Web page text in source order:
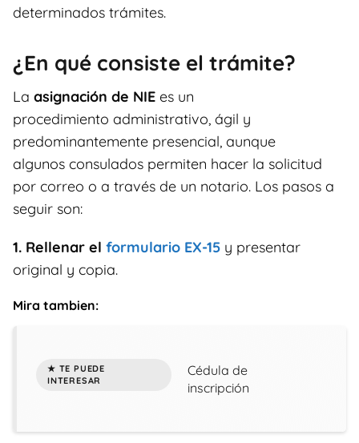
determinados trámites.
¿En qué consiste el trámite?
La asignación de NIE es un
procedimiento administrativo, ágil y
predominantemente presencial, aunque
algunos consulados permiten hacer la solicitud
por correo o a través de un notario. Los pasos a
seguir son:
1. Rellenar el formulario EX-15 y presentar
original y copia.
Mira tambien:
Cédula de
inscripción